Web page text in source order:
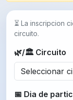
⏳ La inscripcion
circuito.
🌿/🏛 Circuito
📅 Dia de